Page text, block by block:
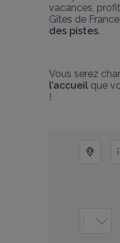
vacances,
Gîtes de
des pistes.
Vous serez
l’accueil que
!